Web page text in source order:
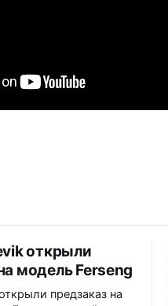
открыли
модель Ferseng
предзаказ на